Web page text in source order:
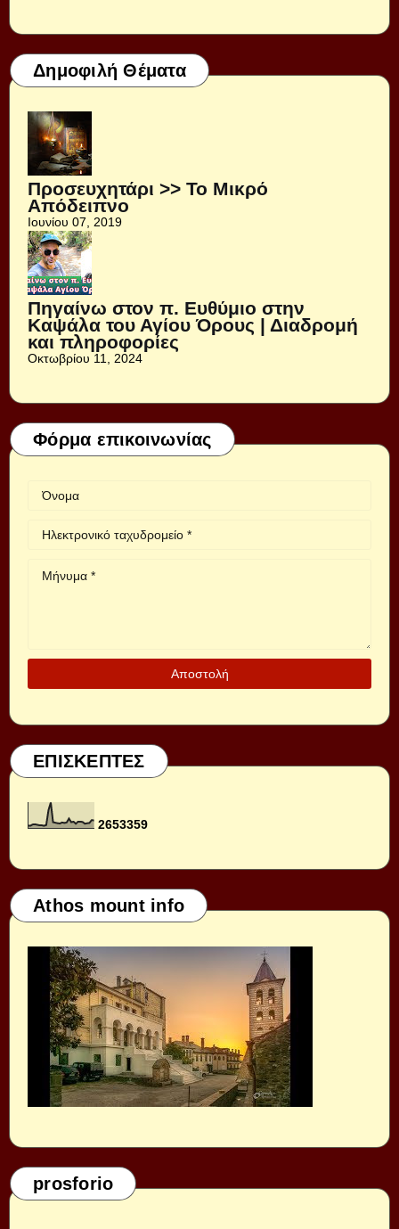
Δημοφιλή Θέματα
Προσευχητάρι >> Το Μικρό
Απόδειπνο
Ιουνίου 07, 2019
Πηγαίνω στον π. Ευθύμιο στην
Καψάλα του Αγίου Όρους | Διαδρομή
και πληροφορίες
Οκτωβρίου 11, 2024
Φόρμα επικοινωνίας
ΕΠΙΣΚΕΠΤΕΣ
2653359
Athos mount info
prosforio